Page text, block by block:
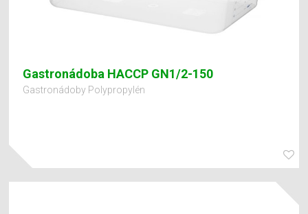
Gastronádoba HACCP GN1/2-150
Gastronádoby Polypropylén